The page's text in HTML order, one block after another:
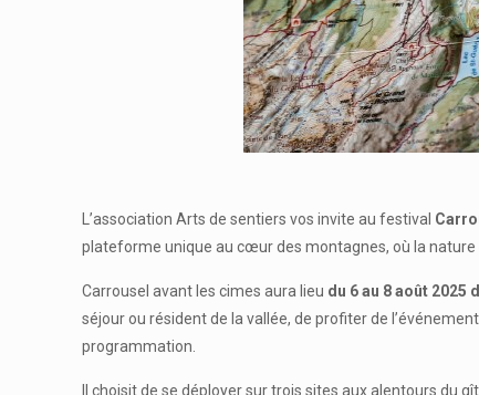
L’association Arts de sentiers vos invite au festival
plateforme unique au cœur des montagnes, où la
Carrousel avant les cimes aura lieu du 6 au 8 août 2025
séjour ou résident de la vallée, de profiter de
programmation.
Il choisit de se déployer sur trois sites aux alentours du